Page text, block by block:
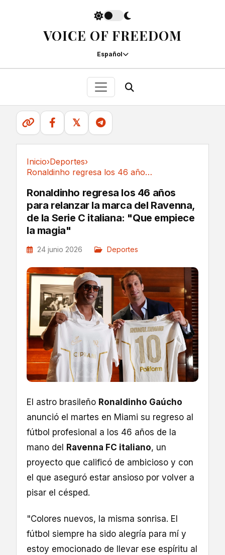
VOICE OF FREEDOM
Español
𝕏
Inicio›Deportes›
Ronaldinho regresa los 46 años para relanzar...
Ronaldinho regresa los 46 años
para relanzar la marca del Ravenna,
de la Serie C italiana: "Que empiece
la magia"
24 junio 2026 Deportes
El astro brasileño Ronaldinho Gaúcho
anunció el martes en Miami su regreso al
fútbol profesional a los 46 años de la
mano del
Ravenna FC italiano, un
proyecto que calificó de ambicioso y con
el que aseguró estar ansioso por volver a
pisar el césped.
"Colores nuevos, la misma sonrisa. El
fútbol siempre ha sido alegría para mí y
estoy emocionado de llevar ese espíritu al